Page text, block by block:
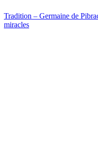
Tradition – Germaine de
miracles